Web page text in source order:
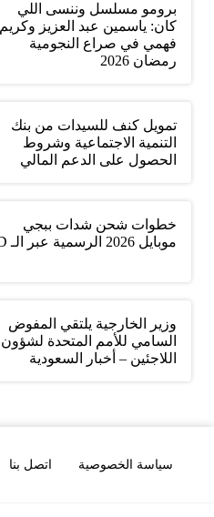
برومو مسلسل وننسى اللي
كان: ياسمين عبد العزيز وكريم
فهمي في صراع النجومية
رمضان 2026
تمويل كنف للسيدات من بنك
التنمية الاجتماعية وشروط
الحصول على الدعم المالي
خطوات شحن شدات ببجي
موبايل 2026 الرسمية عبر الـ ID
وزير الخارجية يلتقي المفوض
السامي للأمم المتحدة لشؤون
اللاجئين – أخبار السعودية
سياسة الخصوصية اتصل بنا